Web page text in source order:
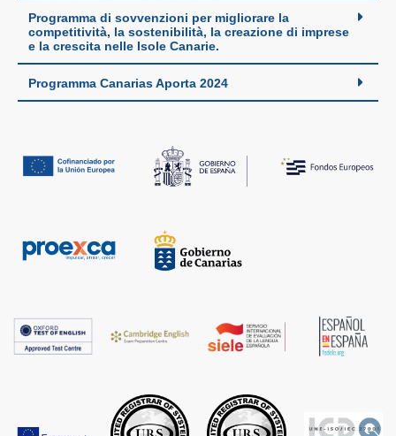
Programma di sovvenzioni per migliorare la
competitività, la sostenibilità, la creazione di imprese
e la crescita nelle Isole Canarie.
Programma Canarias Aporta 2024